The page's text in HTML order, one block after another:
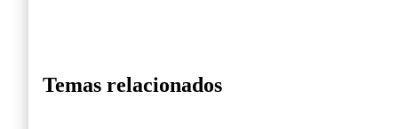
Temas relacionados